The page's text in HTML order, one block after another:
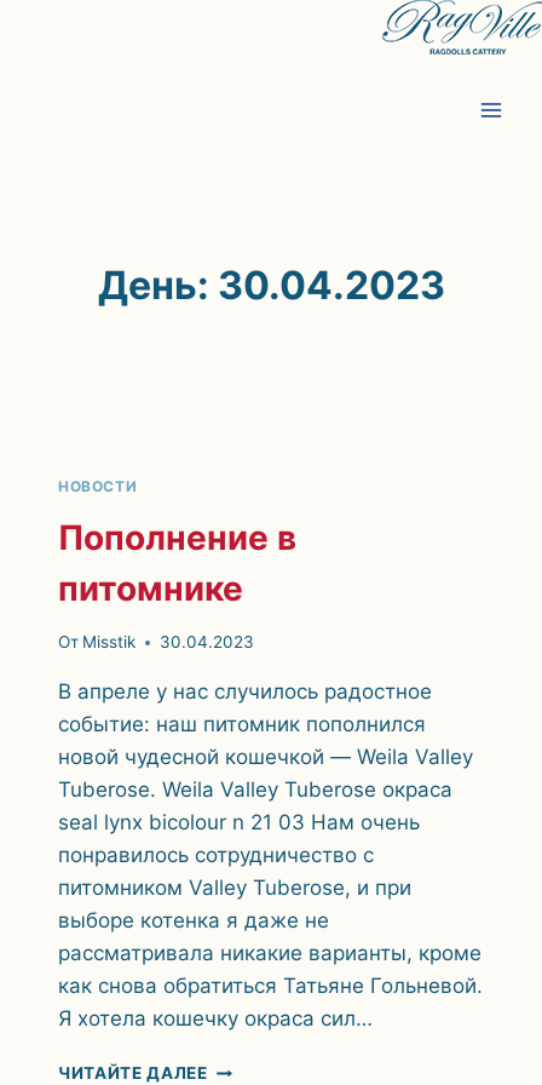
День: 30.04.2023
НОВОСТИ
Пополнение в
питомнике
От Misstik 30.04.2023
В апреле у нас случилось радостное
событие: наш питомник пополнился
новой чудесной кошечкой — Weila Valley
Tuberose. Weila Valley Tuberose окраса
seal lynx bicolour n 21 03 Нам очень
понравилось сотрудничество с
питомником Valley Tuberose, и при
выборе котенка я даже не
рассматривала никакие варианты, кроме
как снова обратиться Татьяне Гольневой.
Я хотела кошечку окраса сил…
ЧИТАЙТЕ ДАЛЕЕПОПОЛНЕНИЕ